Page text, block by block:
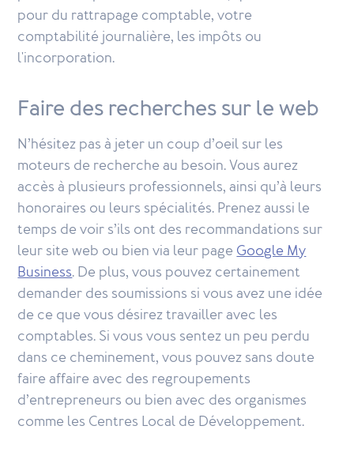
pour du rattrapage comptable, votre
comptabilité journalière, les impôts ou
l'incorporation.
Faire des recherches sur le web
N’hésitez pas à jeter un coup d’oeil sur les
moteurs de recherche au besoin. Vous aurez
accès à plusieurs professionnels, ainsi qu’à leurs
honoraires ou leurs spécialités. Prenez aussi le
temps de voir s’ils ont des recommandations sur
leur site web ou bien via leur pageGoogle My
Business. De plus, vous pouvez certainement
demander des soumissions si vous avez une idée
de ce que vous désirez travailler avec les
comptables. Si vous vous sentez un peu perdu
dans ce cheminement, vous pouvez sans doute
faire affaire avec des regroupements
d’entrepreneurs ou bien avec des organismes
comme les Centres Local de Développement.